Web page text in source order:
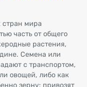
стран мира
часть от общего
растения,
Семена или
с транспортом,
овощей, либо как
зерну; привозят